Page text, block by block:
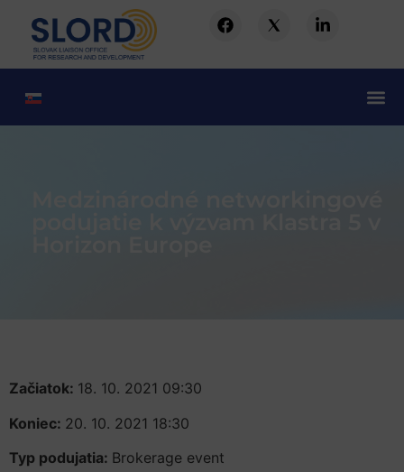
Začiatok: 18. 10. 2021 09:30
Koniec: 20. 10. 2021 18:30
Typ podujatia: Brokerage event